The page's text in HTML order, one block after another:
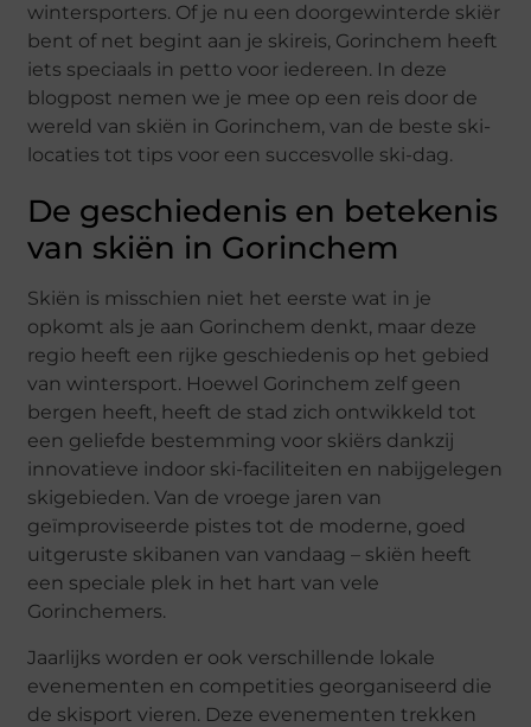
wintersporters. Of je nu een doorgewinterde skiër
bent of net begint aan je skireis, Gorinchem heeft
iets speciaals in petto voor iedereen. In deze
blogpost nemen we je mee op een reis door de
wereld van skiën in Gorinchem, van de beste ski-
locaties tot tips voor een succesvolle ski-dag.
De geschiedenis en betekenis
van skiën in Gorinchem
Skiën is misschien niet het eerste wat in je
opkomt als je aan Gorinchem denkt, maar deze
regio heeft een rijke geschiedenis op het gebied
van wintersport. Hoewel Gorinchem zelf geen
bergen heeft, heeft de stad zich ontwikkeld tot
een geliefde bestemming voor skiërs dankzij
innovatieve indoor ski-faciliteiten en nabijgelegen
skigebieden. Van de vroege jaren van
geïmproviseerde pistes tot de moderne, goed
uitgeruste skibanen van vandaag – skiën heeft
een speciale plek in het hart van vele
Gorinchemers.
Jaarlijks worden er ook verschillende lokale
evenementen en competities georganiseerd die
de skisport vieren. Deze evenementen trekken